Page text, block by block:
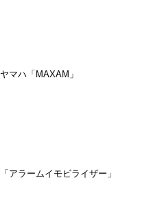
ヤマハ「MAXAM」
「アラームイモビライザー」